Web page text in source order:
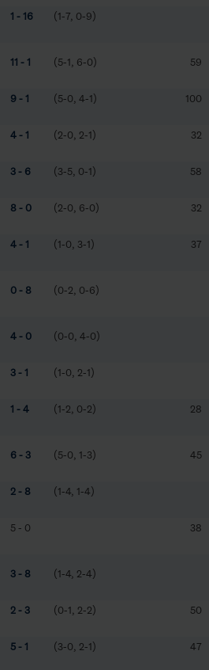
1 - 16 (1-7, 0-9)
11 - 1 (5-1, 6-0) 59
9 - 1 (5-0, 4-1) 100
4 - 1 (2-0, 2-1) 32
3 - 6 (3-5, 0-1) 58
8 - 0 (2-0, 6-0) 32
4 - 1 (1-0, 3-1) 37
0 - 8 (0-2, 0-6)
4 - 0 (0-0, 4-0)
3 - 1 (1-0, 2-1)
1 - 4 (1-2, 0-2) 28
6 - 3 (5-0, 1-3) 45
2 - 8 (1-4, 1-4)
5 - 0 38
3 - 8 (1-4, 2-4)
2 - 3 (0-1, 2-2) 50
5 - 1 (3-0, 2-1) 47